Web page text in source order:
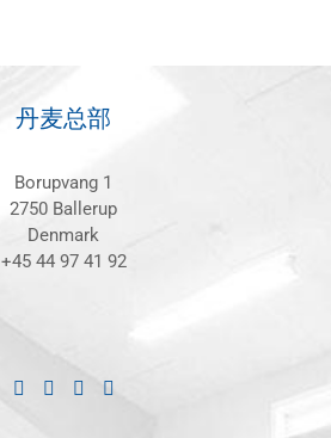
丹麦总部
Borupvang 1
2750 Ballerup
Denmark
+45 44 97 41 92